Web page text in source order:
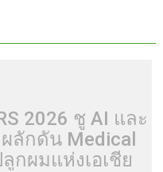
2026 ชู AI และ
ลักดัน Medical
กผมแห่งเอเชีย